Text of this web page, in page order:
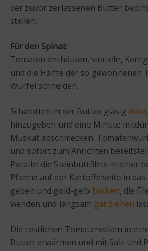
der zuvor zerlassenen Butter
stellen.
Für den Spinat:
Tomaten enthäuten, vierteln,
und die Hälfte der so gewonnenen
Würfel schneiden.
Schalotten in der Butter glasig
hinzugeben und eine Minute
Muskat abschmecken.
und sofort zum Anrichten
Parallel die Steinbuttfilets in einer
Pfanne auf der Kartoffelseite in
geben und gold-gelb backen, die
wenden und langsam gar ziehen
Die restlichen Tomatenecken in
Butter erwärmen und mit Salz und